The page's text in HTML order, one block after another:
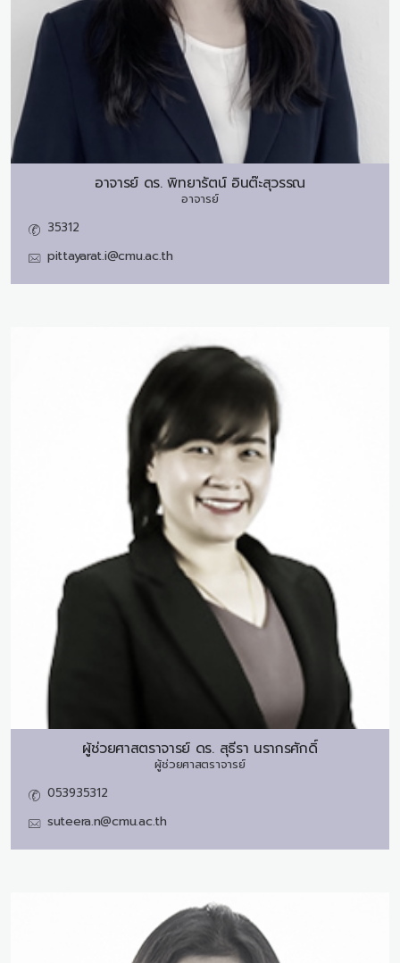
อาจารย์ ดร. พิทยารัตน์ อินต๊ะสุวรรณ
อาจารย์
35312
pittayarat.i@cmu.ac.th
ผู้ช่วยศาสตราจารย์ ดร. สุธีรา นรากรศักดิ์
ผู้ช่วยศาสตราจารย์
053935312
suteera.n@cmu.ac.th